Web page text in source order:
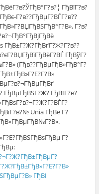
ГђВїГ?в?
Г?в??ГђВµГ?ВЃГ?в??
Г?в?
ГђВ±Г?Ж?ГђВґГ?Ж?Г?в??
ГђВўГ?
(Гђв??ГђВµГђВ»ГђВ°Г?
ГђВµГђВЅГ?Ж? ГђВІГ?в?
Unia ГђВё Г?
Г?
ГђВІ